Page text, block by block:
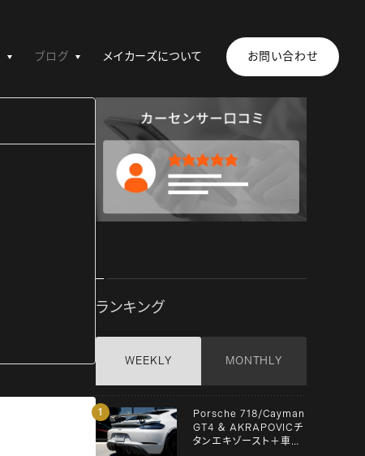
ブログ メイカーズについて お問い合わせ
ランキング
WEEKLY MONTHLY
Porsche 718/Cayman
GT4 ＆ AKRAPOVICチ
タンエキゾースト＋車検